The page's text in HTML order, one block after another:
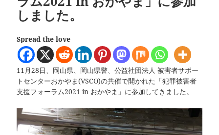
しました。
Spread the love
11月28日、岡山県、岡山県警、公益社団法人 被害者サポー
トセンターおかやま(VSCO)の共催で開かれた「犯罪被害者
支援フォーラム2021 in おかやま」に参加してきました。